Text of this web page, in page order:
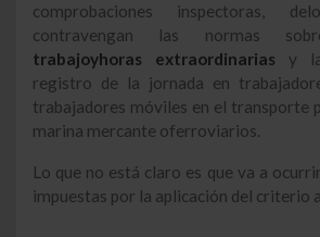
comprobaciones inspectoras,
contravengan las normas
trabajoyhoras extraordinarias y
registro de la jornada en
trabajadores móviles en el transporte
marina mercante oferroviarios.
Lo que no está claro es que va a
impuestas por la aplicación del criterio